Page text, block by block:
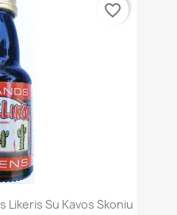
Likeris Su Kavos Skoniu
favorite_border